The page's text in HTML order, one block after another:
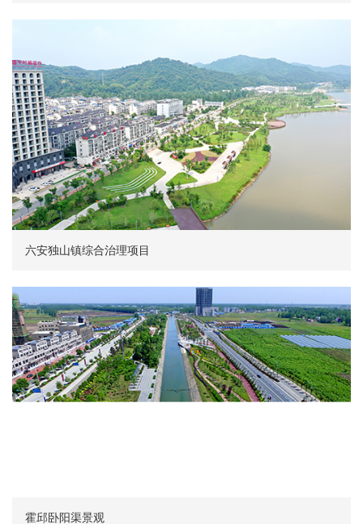
六安独山镇综合治理项目
霍邱卧阳渠景观